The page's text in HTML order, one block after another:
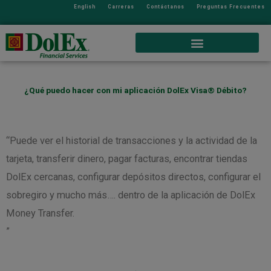
English Carreras Contáctanos Preguntas Frecuentes
¿Qué puedo hacer con mi aplicación DolEx Visa® Débito?
“Puede ver el historial de transacciones y la actividad de la
tarjeta, transferir dinero, pagar facturas, encontrar tiendas
DolEx cercanas, configurar depósitos directos, configurar el
sobregiro y mucho más…. dentro de la aplicación de DolEx
Money Transfer.
”